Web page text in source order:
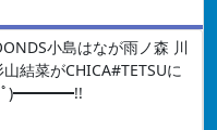
小島はなが雨ノ森 川
結菜がCHICA#TETSUに
ﾟ)━━━━!!